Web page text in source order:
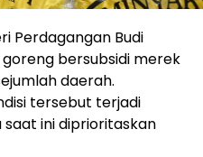
Perdagangan Budi
bersubsidi merek
daerah.
tersebut terjadi
saat ini diprioritaskan